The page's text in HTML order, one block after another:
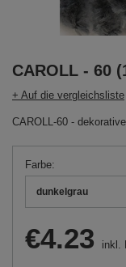
CAROLL - 60
+ Auf die vergleichsliste
CAROLL-60 -
Farbe
dunkelgrau
€4.23 inkl.